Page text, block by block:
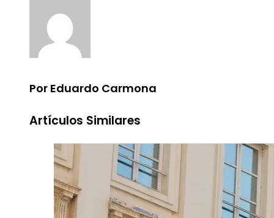
Por Eduardo Carmona
Artículos Similares